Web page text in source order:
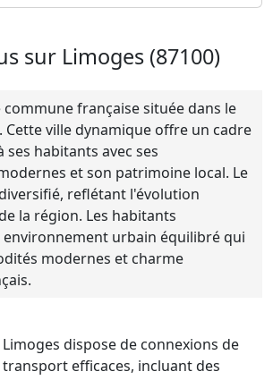
sur Limoges (87100)
commune française située dans le
ville dynamique offre un cadre
ses habitants avec ses
et son patrimoine local. Le
reflétant l'évolution
la région. Les habitants
urbain équilibré qui
modernes et charme
Limoges dispose de connexions de
transport efficaces, incluant des